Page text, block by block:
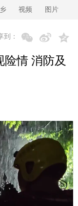
视频 图片
到：
情 消防及